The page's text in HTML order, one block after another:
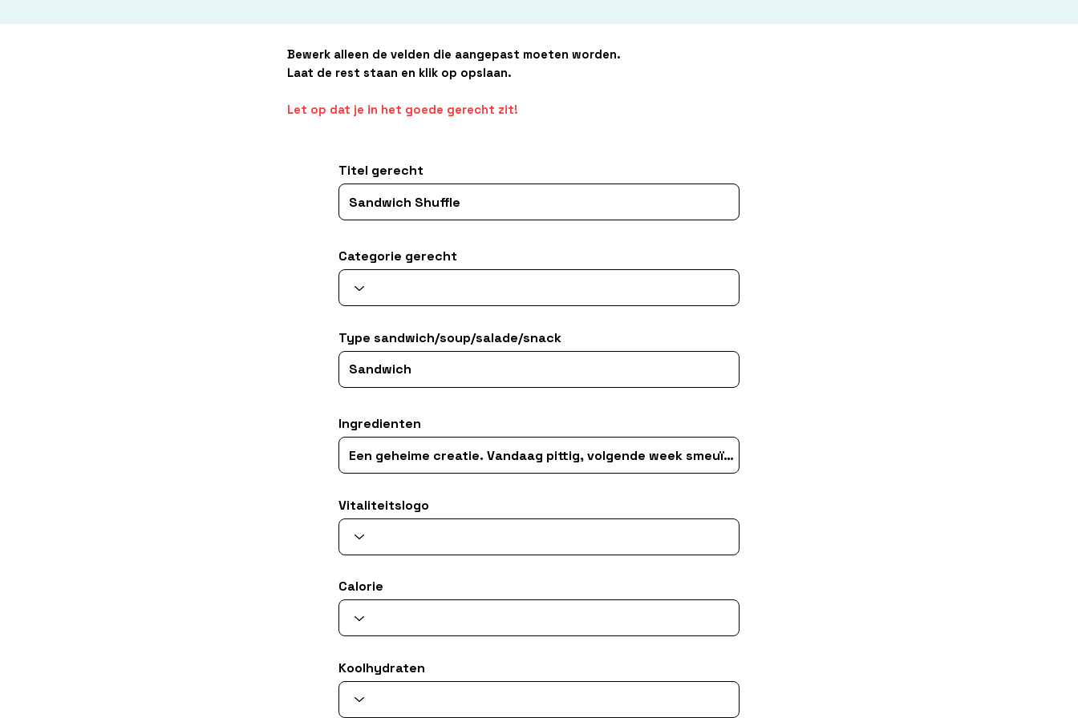
Bewerk alleen de velden die aangepast moeten worden.
Laat de rest staan en klik op opslaan.
Let op dat je in het goede gerecht zit!
Titel gerecht
Categorie gerecht
Type sandwich/soup/salade/snack
Ingredienten
Vitaliteitslogo
Calorie
Koolhydraten